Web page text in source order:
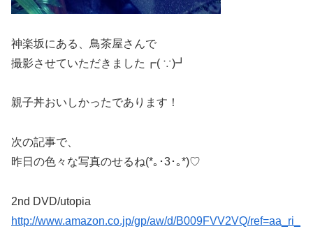
神楽坂にある、鳥茶屋さんで
撮影させていただきました┏( ∵)┛
親子丼おいしかったであります！
次の記事で、
昨日の色々な写真のせるね(*｡･3･｡*)♡
2nd DVD/utopia
http://www.amazon.co.jp/gp/aw/d/B009FVV2VQ/ref=aa_ri_